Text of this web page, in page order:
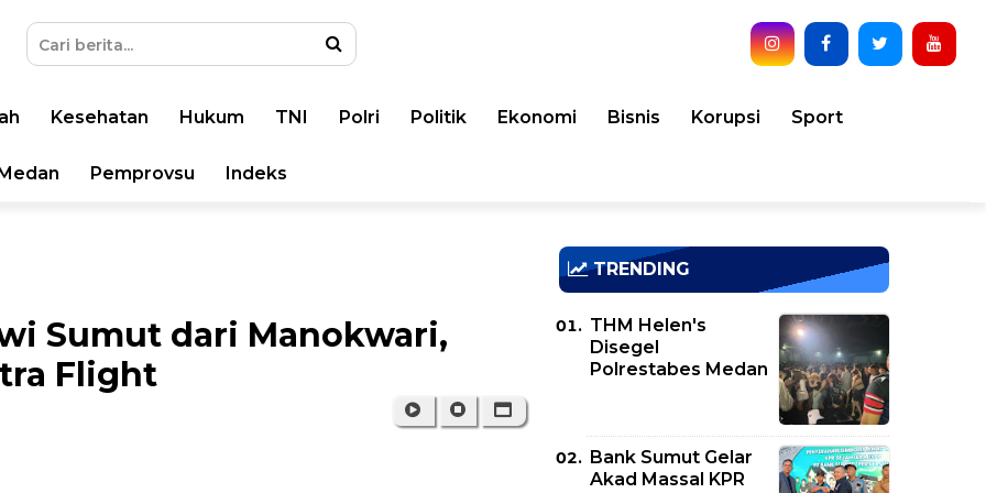
Kesehatan Hukum TNI Polri Politik Ekonomi Bisnis Korupsi Sport
Pemprovsu Indeks
Sumut dari Manokwari,
Flight
TRENDING
THM Helen's
Disegel
Polrestabes Medan
Bank Sumut Gelar
Akad Massal KPR